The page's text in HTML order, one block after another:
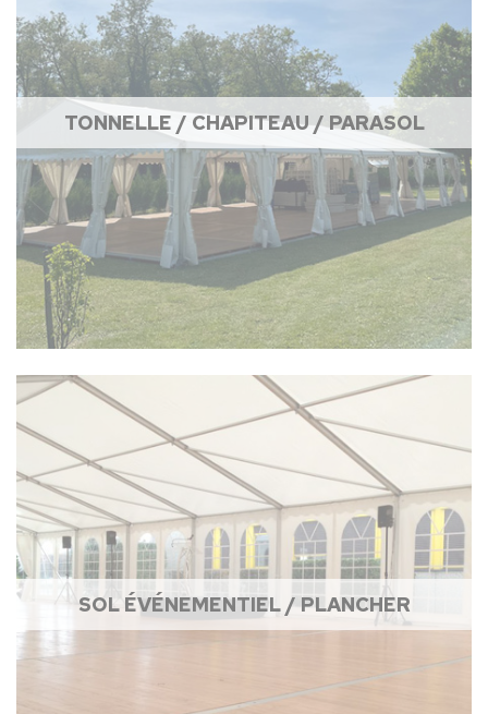
TONNELLE / CHAPITEAU / PARASOL
SOL ÉVÉNEMENTIEL / PLANCHER